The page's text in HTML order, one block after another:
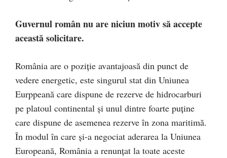
Guvernul român nu are niciun motiv să accepte
această solicitare.
România are o poziție avantajoasă din punct de
vedere energetic, este singurul stat din Uniunea
Eurppeană care dispune de rezerve de hidrocarburi
pe platoul continental și unul dintre foarte puține
care dispune de asemenea rezerve în zona maritimă.
În modul în care și-a negociat aderarea la Uniunea
Europeană, România a renunțat la toate aceste